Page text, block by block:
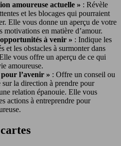
amoureuse actuelle » : Révèle
et les blocages qui pourraient
Elle vous donne un aperçu de votre
motivations en matière d’amour.
à venir » : Indique les
et les obstacles à surmonter dans
vous offre un aperçu de ce qui
amoureuse.
l’avenir » : Offre un conseil ou
la direction à prendre pour
relation épanouie. Elle vous
actions à entreprendre pour